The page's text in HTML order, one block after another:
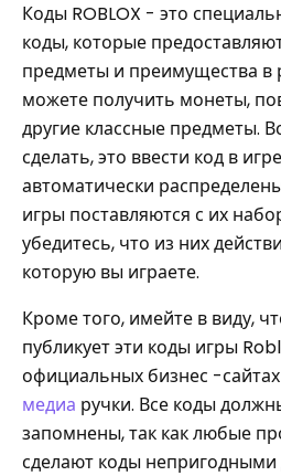
Коды ROBLOX - это
коды, которые
предметы и преимущества в
можете получить монеты,
другие классные предметы.
сделать, это ввести код в
автоматически
игры поставляются с их
убедитесь, что из них
которую вы играете.
Кроме того, имейте в виду,
публикует эти коды игры
официальных бизнес -
медиа ручки. Все коды
запомнены, так как любые
сделают коды непригодными